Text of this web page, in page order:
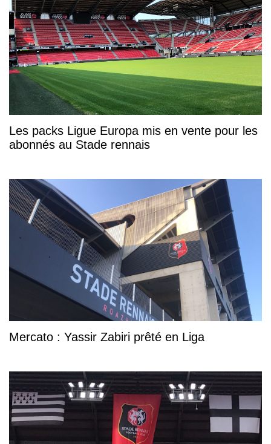
Les packs Ligue Europa mis en vente pour les
abonnés au Stade rennais
Mercato : Yassir Zabiri prêté en Liga